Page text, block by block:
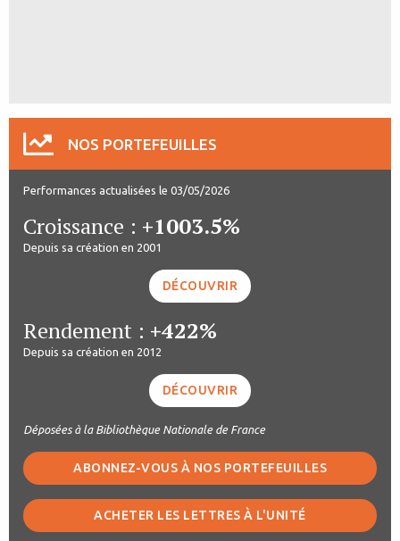
NOS PORTEFEUILLES
Performances actualisées le 03/05/2026
Croissance : +1003.5%
Depuis sa création en 2001
DÉCOUVRIR
Rendement : +422%
Depuis sa création en 2012
DÉCOUVRIR
Déposées à la Bibliothèque Nationale de France
ABONNEZ-VOUS À NOS PORTEFEUILLES
ACHETER LES LETTRES À L'UNITÉ